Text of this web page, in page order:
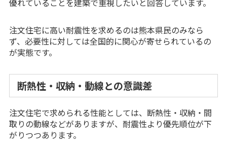
注文住宅に高い耐震性を求めるのは熊本県民のみなら
ず、必要性に対しては全国的に関心が寄せられているの
が実態です。
断熱性・収納・動線との意識差
注文住宅で求められる性能としては、断熱性・収納・間
取りの動線などがありますが、耐震性より優先順位が下
がりつつあります。